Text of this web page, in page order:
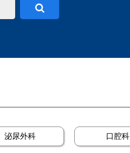
泌尿外科 口腔科